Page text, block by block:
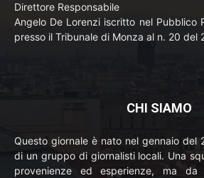
Direttore Responsabile
Angelo De Lorenzi iscritto nel Pubblico
presso il Tribunale di Monza al n. 20 del
CHI SIAMO
Questo giornale è nato nel gennaio del
di un gruppo di giornalisti locali. Una
provenienze ed esperienze, ma